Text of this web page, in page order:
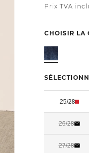
Prix TVA
CHOISIR LA
25/28
26/28
27/28